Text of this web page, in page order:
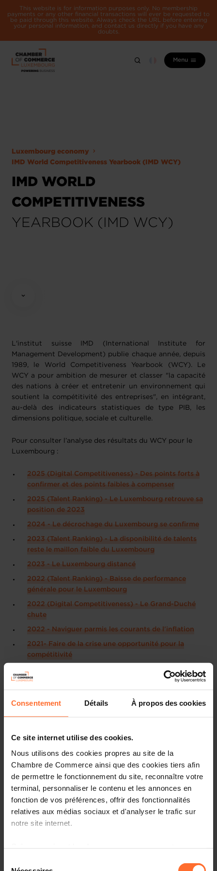
Consentement Détails À propos des cookies
Ce site internet utilise des cookies.
Nous utilisons des cookies propres au site de la
Chambre de Commerce ainsi que des cookies tiers afin
de permettre le fonctionnement du site, reconnaître votre
terminal, personnaliser le contenu et les annonces en
fonction de vos préférences, offrir des fonctionnalités
relatives aux médias sociaux et d'analyser le trafic sur
notre site internet.
This website is for information purposes only. No membership
payments or any other financial transactions will ever be requested to
be paid through this website. Always check the URL before entering
your personal information, and contact us directly if you have any
doubts.
Menu
Luxembourg economy
IMD World Competitiveness Yearbook (IMD WCY)
IMD WORLD
COMPETITIVENESS
YEARBOOK (IMD WCY)
L'institut suisse IMD (International Institute for
Management Development) publie chaque année, depuis
1989, le World Competitiveness Yearbook (WCY). Le
WCY a pour ambition de mesurer et classer "la capacité
des nations à créer et entretenir un environnement qui
soutient la compétitivité des entreprises", en intégrant,
au-delà des indicateurs statistiques de type PIB, les
dimensions politique, sociale et culturelle.
Pour consulter l’analyse des résultats du WCY pour le
Luxembourg :
2025 (Digital Competitiveness) - Des points forts à
confirmer et des points faibles à compenser
2025 (Talent Ranking) - Le Luxembourg retrouve sa
position de 2023
2024 - Le décrochage du Luxembourg se confirme
2023 (Talent Ranking) - La disponibilité de talents
reste le maillon faible du Luxembourg
2023 - Le Luxembourg distancé
2022 (Talent Ranking) - Baisse de performance
générale pour le Luxembourg
2022 (Digital Competitiveness) - Le Grand-Duché
chute
2022 - Naviguer parmis les courants de l'inflation
2021- Faire de la crise une opportunité pour la
compétitivité
2021 (Digital Competitiveness) - Un classement
général en hausse couplé à des difficultés
persistantes
2020 - Sérieux avertissement au moment de
relancer l'économie
digitale : petit bug dans l'écosystème
luxembourgeois ?
2019 - Bien écouter les entrepreneurs, l'impératif de
tout pays compétitif !
2019 (Digital Competitiveness) - Le Luxembourg
n'est pas (encore) le pays digitalisé rêvé !
2019 (World Talent Ranking) - Le Luxembourg à
nouveau dans les top 5 !